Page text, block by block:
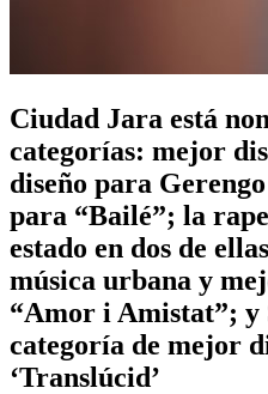
Ciudad Jara está
categorías: mejor
diseño para
para “Bailé”; la
estado en dos de
música urbana y
“Amor i Amistat”; y
categoría de mejor
‘Translúcid’